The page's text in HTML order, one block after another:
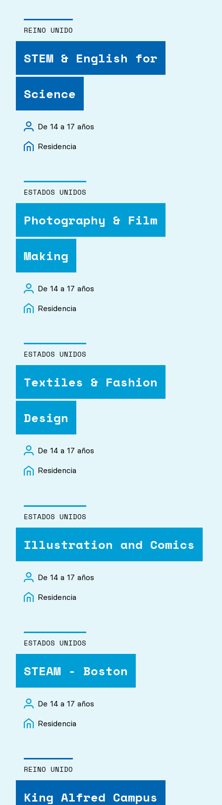
REINO UNIDO
STEM & English for
Science
De 14 a 17 años
Residencia
ESTADOS UNIDOS
Photography & Film
Making
De 14 a 17 años
Residencia
ESTADOS UNIDOS
Textiles & Fashion
Design
De 14 a 17 años
Residencia
ESTADOS UNIDOS
Illustration and Comics
De 14 a 17 años
Residencia
ESTADOS UNIDOS
STEAM - Boston
De 14 a 17 años
Residencia
REINO UNIDO
King Alfred Campus